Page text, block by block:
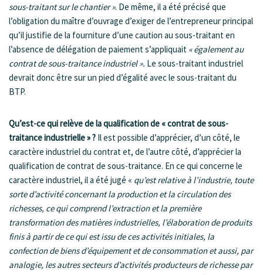
sous-traitant sur le chantier ». De même, il a été précisé que
l’obligation du maître d’ouvrage d’exiger de l’entrepreneur principal
qu’il justifie de la fourniture d’une caution au sous-traitant en
l’absence de délégation de paiement s’appliquait « également au
contrat de sous-traitance industriel ». Le sous-traitant industriel
devrait donc être sur un pied d’égalité avec le sous-traitant du
BTP.
Qu’est-ce qui relève de la qualification de « contrat de sous-
traitance industrielle » ? Il est possible d’apprécier, d’un côté, le
caractère industriel du contrat et, de l’autre côté, d’apprécier la
qualification de contrat de sous-traitance. En ce qui concerne le
caractère industriel, il a été jugé « qu’est relative à l’industrie, toute
sorte d’activité concernant la production et la circulation des
richesses, ce qui comprend l’extraction et la première
transformation des matières industrielles, l’élaboration de produits
finis à partir de ce qui est issu de ces activités initiales, la
confection de biens d’équipement et de consommation et aussi, par
analogie, les autres secteurs d’activités producteurs de richesse par